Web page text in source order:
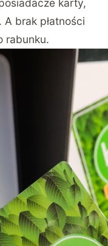
karty,
brak płatności
rabunku.